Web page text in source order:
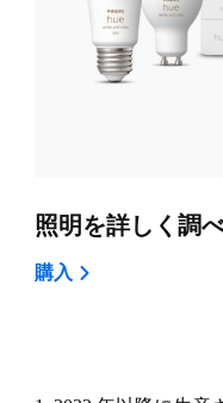
照明を詳しく調
購入